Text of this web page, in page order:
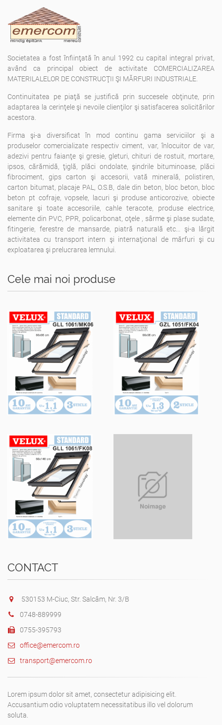
Societatea a fost înfiinţată în anul 1992 cu capital integral privat,
având ca principal obiect de activitate COMERCIALIZAREA
MATERILALELOR DE CONSTRUCŢII ŞI MĂRFURI INDUSTRIALE.
Continuitatea pe piaţă se justifică prin succesele obţinute, prin
adaptarea la cerinţele şi nevoile clienţilor şi satisfacerea solicitărilor
acestora.
Firma şi-a diversificat în mod continu gama serviciilor şi a
produselor comercializate respectiv ciment, var, înlocuitor de var,
adezivi pentru faianţe şi gresie, gleturi, chituri de rostuit, mortare,
ipsos, cărămidă, ţiglă, plăci ondolate, şindrile bituminoase, plăci
fibrociment, gips carton şi accesorii, vată minerală, polistiren,
carton bitumat, placaje PAL, O.S.B, dale din beton, bloc beton, bloc
beton pt cofraje, vopsele, lacuri şi produse anticorozive, obiecte
sanitare şi toate accesoriile, cahle teracote, produse electrice,
elemente din PVC, PPR, policarbonat, oţele , sârme şi plase sudate,
fitingerie, ferestre de mansarde, piatră naturală etc... şi-a lărgit
activitatea cu transport intern şi internaţional de mărfuri şi cu
exploatarea şi prelucrarea lemnului.
Cele mai noi produse
CONTACT
530153 M-Ciuc, Str. Salcâm, Nr. 3/B
0748-889999
0755-395793
office@emercom.ro
transport@emercom.ro
Lorem ipsum dolor sit amet, consectetur adipisicing elit.
Accusantium odio voluptatem necessitatibus illo vel dolorum
soluta.